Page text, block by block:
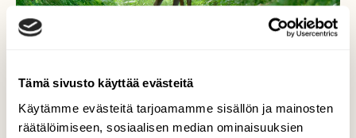
Tämä sivusto käyttää evästeitä
Käytämme evästeitä tarjoamamme sisällön ja mainosten
räätälöimiseen, sosiaalisen median ominaisuuksien